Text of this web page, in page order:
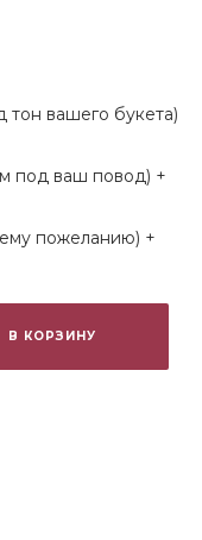
вашего букета)
под ваш повод) +
пожеланию) +
В КОРЗИНУ